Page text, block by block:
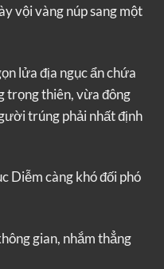
vội vàng núp sang một
lửa địa ngục ẩn chứa
trọng thiên, vừa đông
trúng phải nhất định
Diễm càng khó đối phó
gian, nhắm thẳng